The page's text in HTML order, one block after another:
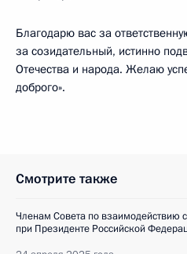
Благодарю вас за
за созидательный, истинно
Отечества и народа. Желаю
доброго».
Смотрите также
Членам Совета по взаимодействию
при Президенте Российской